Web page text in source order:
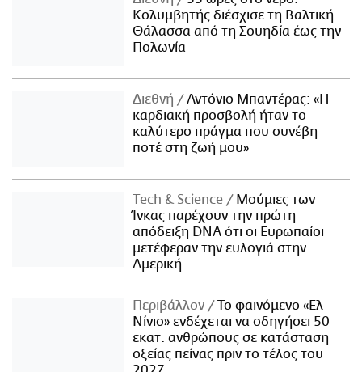
Κολυμβητής διέσχισε τη Βαλτική
Θάλασσα από τη Σουηδία έως την
Πολωνία
Διεθνή
Αντόνιο Μπαντέρας: «Η
καρδιακή προσβολή ήταν το
καλύτερο πράγμα που συνέβη
ποτέ στη ζωή μου»
Τech & Science
Μούμιες των
Ίνκας παρέχουν την πρώτη
απόδειξη DNA ότι οι Ευρωπαίοι
μετέφεραν την ευλογιά στην
Αμερική
Περιβάλλον
Το φαινόμενο «Ελ
Νίνιο» ενδέχεται να οδηγήσει 50
εκατ. ανθρώπους σε κατάσταση
οξείας πείνας πριν το τέλος του